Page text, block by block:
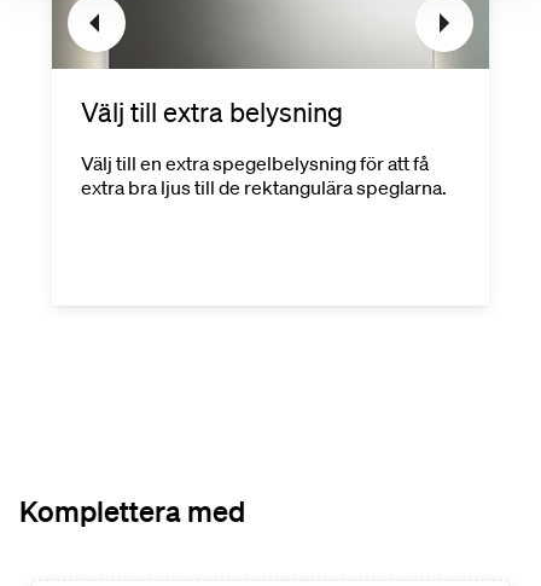
Välj till extra belysning
Välj till en extra spegelbelysning för att få
extra bra ljus till de rektangulära speglarna.
Komplettera med